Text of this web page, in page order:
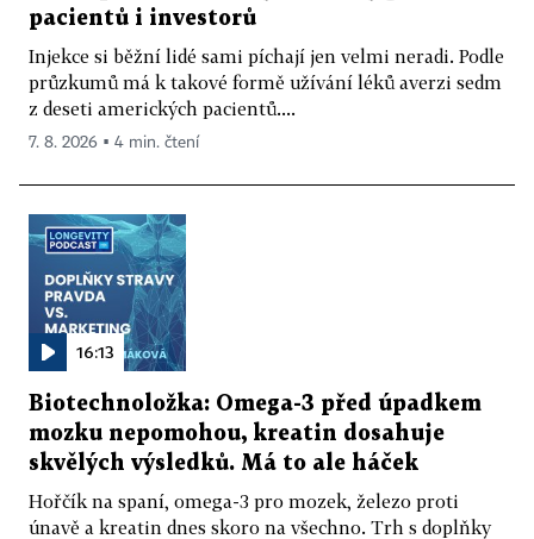
pacientů i investorů
Injekce si běžní lidé sami píchají jen velmi neradi. Podle
průzkumů má k takové formě užívání léků averzi sedm
z deseti amerických pacientů....
7. 8. 2026 ▪ 4 min. čtení
16:13
Biotechnoložka: Omega-3 před úpadkem
mozku nepomohou, kreatin dosahuje
skvělých výsledků. Má to ale háček
Hořčík na spaní, omega-3 pro mozek, železo proti
únavě a kreatin dnes skoro na všechno. Trh s doplňky